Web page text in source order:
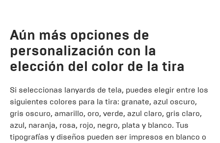
Aún más opciones de
personalización con la
elección del color de la tira
Si seleccionas lanyards de tela, puedes elegir entre los
siguientes colores para la tira: granate, azul oscuro,
gris oscuro, amarillo, oro, verde, azul claro, gris claro,
azul, naranja, rosa, rojo, negro, plata y blanco. Tus
tipografías y diseños pueden ser impresos en blanco o